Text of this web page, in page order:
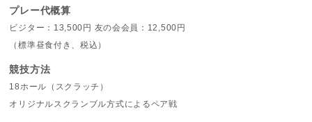
プレー代概算
ビジター：13,500円 友の会会員：12,500円
（標準昼食付き、税込）
競技方法
18ホール（スクラッチ）
オリジナルスクランブル方式によるペア戦